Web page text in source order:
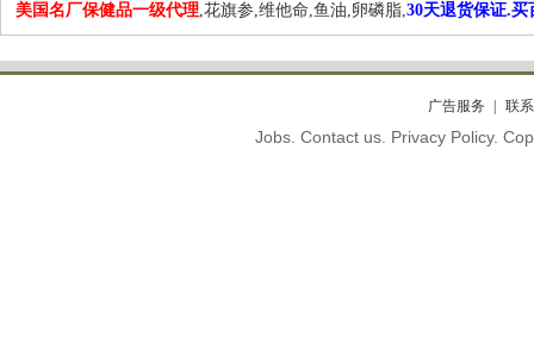
美国名厂保健品一级代理,花旗参,维他命,鱼油,卵磷脂,30天退货保证.买
广告服务 联
Jobs. Contact us. Privacy Policy.